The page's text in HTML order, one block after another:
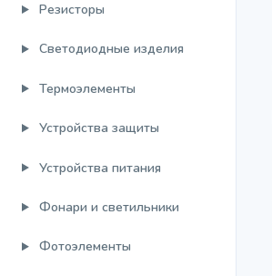
Резисторы
Светодиодные изделия
Термоэлементы
Устройства защиты
Устройства питания
Фонари и светильники
Фотоэлементы